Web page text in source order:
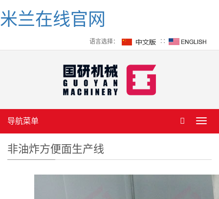
米兰在线官网
语言选择： ∷
导航菜单
非油炸方便面生产线